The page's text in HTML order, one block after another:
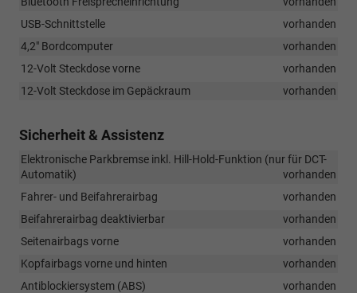
USB-Schnittstelle
vorhanden
4,2" Bordcomputer
vorhanden
12-Volt Steckdose vorne
vorhanden
12-Volt Steckdose im Gepäckraum
vorhanden
Sicherheit & Assistenz
Elektronische Parkbremse inkl. Hill-Hold-Funktion (nur für DCT-
Automatik)
vorhanden
Fahrer- und Beifahrerairbag
vorhanden
Beifahrerairbag deaktivierbar
vorhanden
Seitenairbags vorne
vorhanden
Kopfairbags vorne und hinten
vorhanden
Antiblockiersystem (ABS)
vorhanden